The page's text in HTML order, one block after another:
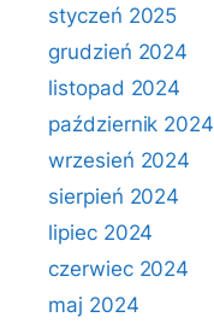
styczeń 2025
grudzień 2024
listopad 2024
październik 2024
wrzesień 2024
sierpień 2024
lipiec 2024
czerwiec 2024
maj 2024